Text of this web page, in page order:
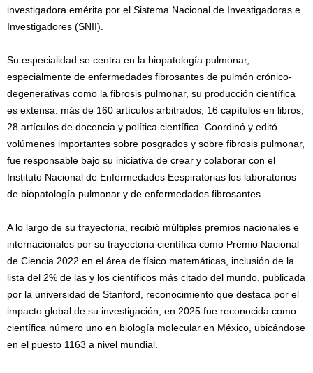
investigadora emérita por el Sistema Nacional de Investigadoras e
Investigadores (SNII).
Su especialidad se centra en la biopatología pulmonar,
especialmente de enfermedades fibrosantes de pulmón crónico-
degenerativas como la fibrosis pulmonar, su producción científica
es extensa: más de 160 artículos arbitrados; 16 capítulos en libros;
28 artículos de docencia y política científica. Coordinó y editó
volúmenes importantes sobre posgrados y sobre fibrosis pulmonar,
fue responsable bajo su iniciativa de crear y colaborar con el
Instituto Nacional de Enfermedades Eespiratorias los laboratorios
de biopatología pulmonar y de enfermedades fibrosantes.
A lo largo de su trayectoria, recibió múltiples premios nacionales e
internacionales por su trayectoria científica como Premio Nacional
de Ciencia 2022 en el área de físico matemáticas, inclusión de la
lista del 2% de las y los científicos más citado del mundo, publicada
por la universidad de Stanford, reconocimiento que destaca por el
impacto global de su investigación, en 2025 fue reconocida como
científica número uno en biología molecular en México, ubicándose
en el puesto 1163 a nivel mundial.